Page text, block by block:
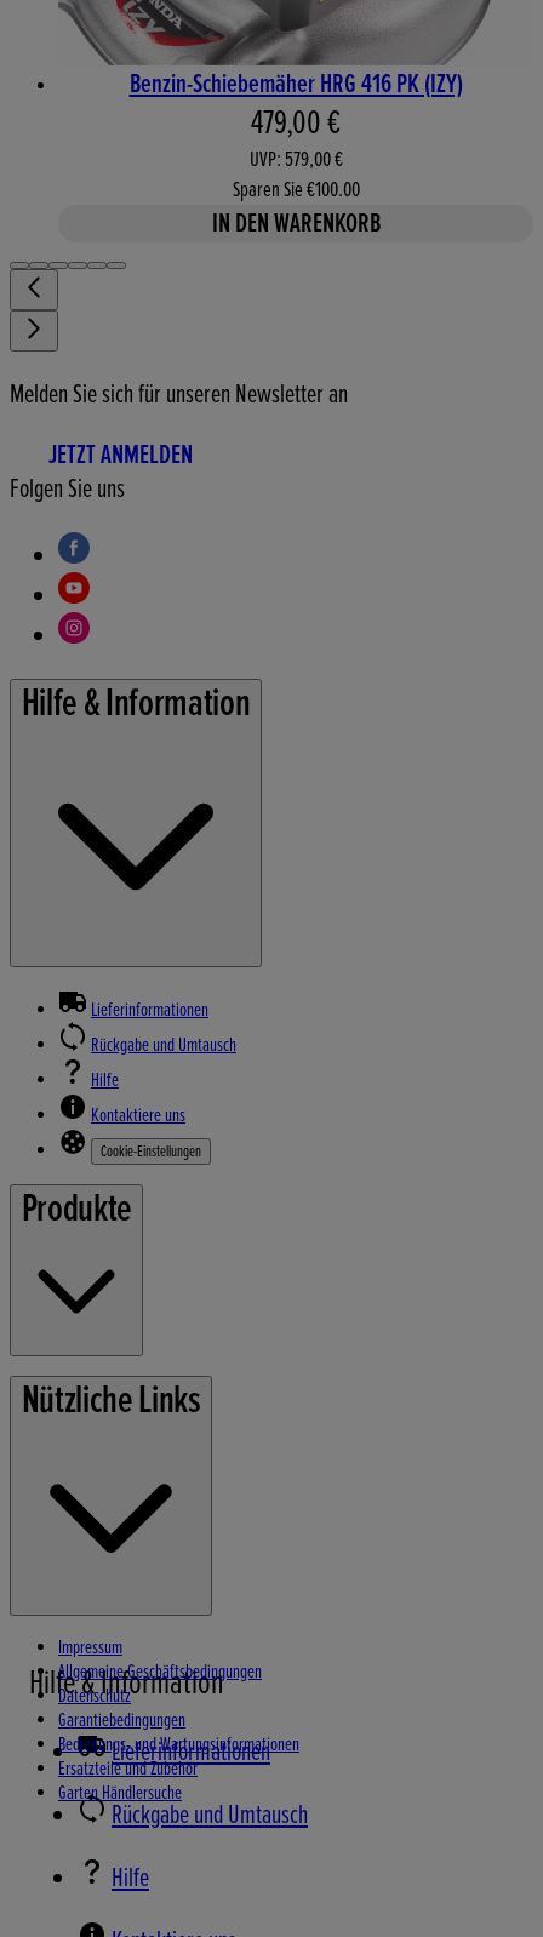
Benzin-Schiebemäher HRG 416 PK (IZY)
Aktueller Preis: 479,00 €.
479,00 €
UVP: 579,00 €
Sparen Sie €100.00
IN DEN WARENKORB
Melden Sie sich für unseren Newsletter an
JETZT ANMELDEN
Folgen Sie uns
Hilfe & Information
Lieferinformationen
Rückgabe und Umtausch
Hilfe
Kontaktiere uns
Cookie-Einstellungen
Produkte
Rasenmäher
Gartengeräte
Schneefräsen
Nützliche Links
Impressum
Allgemeine Geschäftsbedingungen
Datenschutz
Garantiebedingungen
Bedienungs- und Wartungsinformationen
Ersatzteile und Zubehör
Garten Händlersuche
Hilfe & Information
Lieferinformationen
Rückgabe und Umtausch
Hilfe